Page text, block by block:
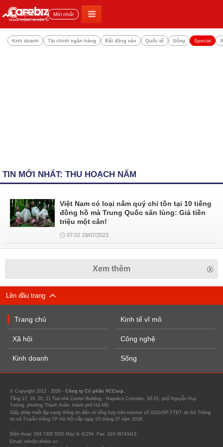
Đọc nhiều Mới nhất
Kinh doanh Tài chính ngân hàng Bất động sản Quốc tế Sống Special
TIN MỚI NHẤT: THU HOẠCH NẤM
Việt Nam có loại nấm quý chỉ tồn tại 10 tiếng
đồng hồ mà Trung Quốc săn lùng: Giá tiền
triệu một cân!
07:02 19/07/2023
Xem thêm
Lên đầu trang
Trang chủ
Xã hội
Kinh doanh
Kinh tế vĩ mô
Công nghệ
Sống
© Copyright 2012 - 2026 - Công ty Cổ phần VCCorp.
Tầng 17, 19, 20, 21 Toà nhà Center Building - Hapulico Complex, Số 01, phố Nguyễn Huy
Tưởng, phường Thanh Xuân, thành phố Hà Nội
Giấy phép thiết lập trang thông tin điện tử tổng hợp trên internet số 3321/GP-TTĐT do Sở Thông
tin và Truyền thông TP Hà Nội cấp ngày 03 tháng 07 năm 2019.
Điện thoại: 024 7309 5555 Máy lẻ 41294. Fax: 024-39743413
Email: info@cafebiz.vn